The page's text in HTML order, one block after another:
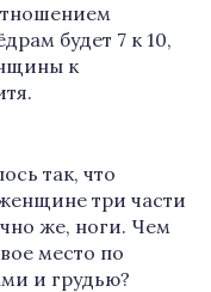
будет 7 к 10,
к
так, что
три части
же, ноги. Чем
место по
и грудью?